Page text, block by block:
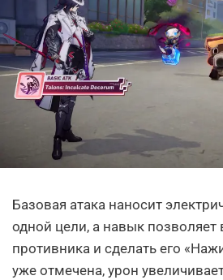
Базовая атака наносит
одной цели, а навык позволяет
противника и сделать его
уже отмечена, урон